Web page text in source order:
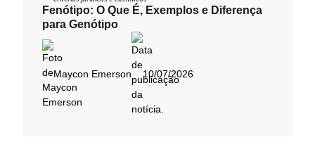
Fenótipo: O Que É, Exemplos e Diferença
para Genótipo
Maycon Emerson 10/07/2026